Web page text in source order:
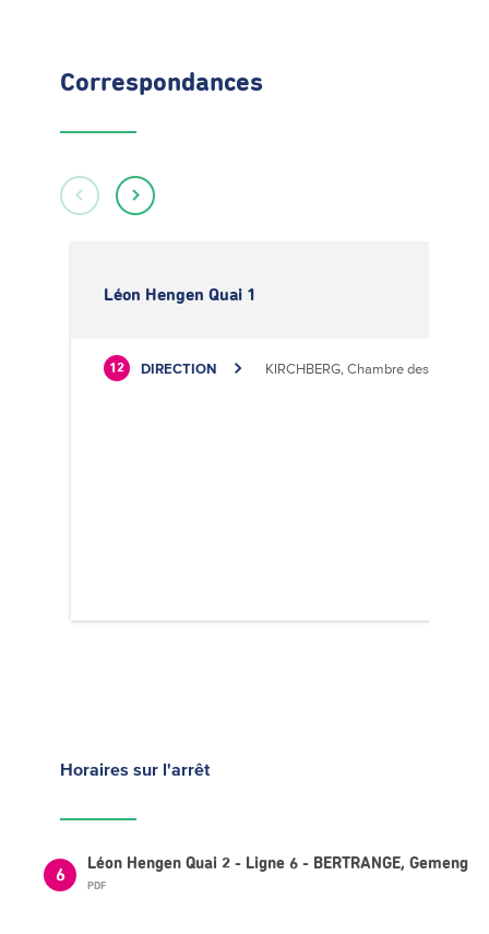
Correspondances
Léon Hengen Quai 1
12 DIRECTION KIRCHBERG, Chambre des Métiers
Horaires sur l'arrêt
6
Léon Hengen Quai 2 - Ligne 6 - BERTRANGE, Gemeng
PDF